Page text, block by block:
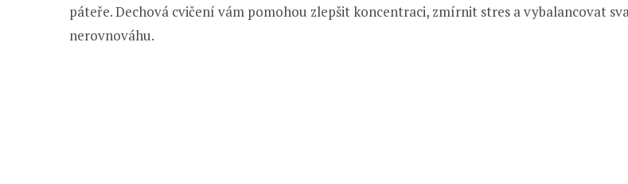
páteře. Dechová cvičení vám pomohou zlepšit koncentraci, zmírnit stres a vybalancovat
nerovnováhu.